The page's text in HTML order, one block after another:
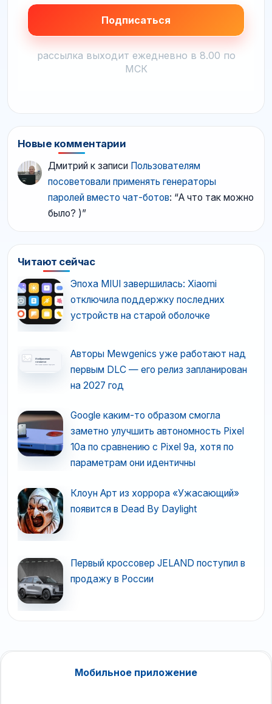
рассылка выходит ежедневно в 8.00 по
МСК
Новые комментарии
Дмитрий к записи Пользователям
посоветовали применять генераторы
паролей вместо чат-ботов: “А что так можно
было? )”
Читают сейчас
Эпоха MIUI завершилась: Xiaomi
отключила поддержку последних
устройств на старой оболочке
Авторы Mewgenics уже работают над
первым DLC — его релиз запланирован
на 2027 год
Google каким-то образом смогла
заметно улучшить автономность Pixel
10a по сравнению с Pixel 9a, хотя по
параметрам они идентичны
Клоун Арт из хоррора «Ужасающий»
появится в Dead By Daylight
Первый кроссовер JELAND поступил в
продажу в России
Мобильное приложение